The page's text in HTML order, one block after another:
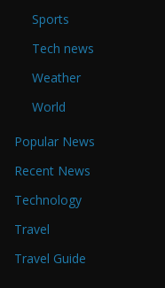
Sports
Tech news
Weather
World
Popular News
Recent News
Technology
Travel
Travel Guide